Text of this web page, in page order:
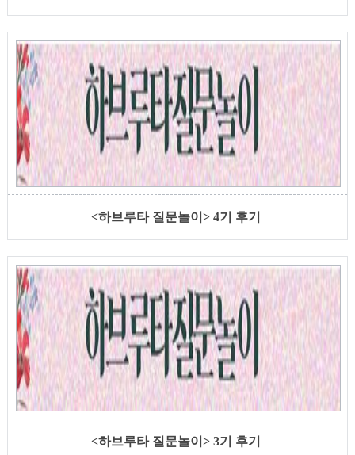
<하브루타 질문놀이> 4기 후기
<하브루타 질문놀이> 3기 후기